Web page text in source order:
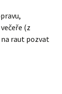
(z
na raut pozvat